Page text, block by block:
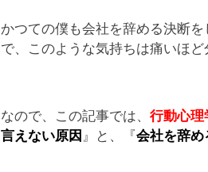
かつての僕も会社を辞める決断を
で、このような気持ちは痛いほど
なので、この記事では、 行動心理
言えない原因 』と、『会社を辞